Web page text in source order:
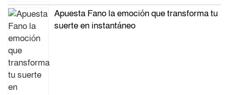
Apuesta Fano la emoción que transforma tu
suerte en instantáneo